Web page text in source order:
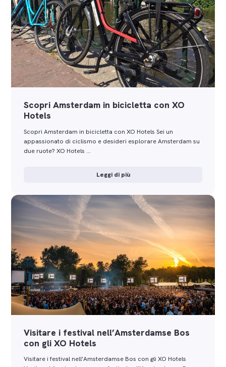
Scopri Amsterdam in bicicletta con XO
Hotels
Scopri Amsterdam in bicicletta con XO Hotels Sei un
appassionato di ciclismo e desideri esplorare Amsterdam su
due ruote? XO Hotels …
Leggi di più
Visitare i festival nell’Amsterdamse Bos
con gli XO Hotels
Visitare i festival nell'Amsterdamse Bos con gli XO Hotels